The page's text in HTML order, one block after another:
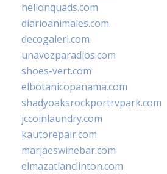
hellonquads.com
diarioanimales.com
decogaleri.com
unavozparadios.com
shoes-vert.com
elbotanicopanama.com
shadyoaksrockportrvpark.com
jccoinlaundry.com
kautorepair.com
marjaeswinebar.com
elmazatlanclinton.com